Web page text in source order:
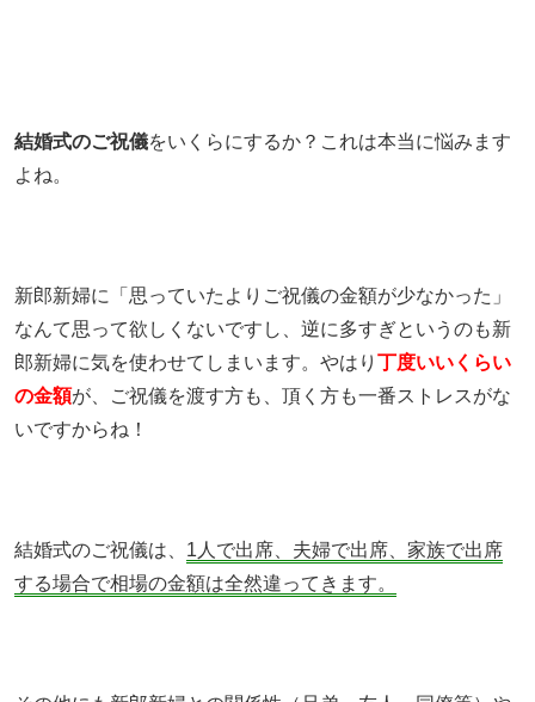
結婚式のご祝儀をいくらにするか？これは本当に悩みます
よね。
新郎新婦に「思っていたよりご祝儀の金額が少なかった」
なんて思って欲しくないですし、逆に多すぎというのも新
郎新婦に気を使わせてしまいます。やはり 丁度いいくらい
の金額が、ご祝儀を渡す方も、頂く方も一番ストレスがな
いですからね！
結婚式のご祝儀は、 1人で出席、夫婦で出席、家族で出席
する場合で相場の金額は全然違ってきます。